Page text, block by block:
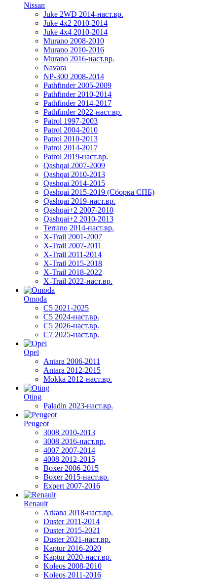
Nissan
Juke 2WD 2014-наст.вр.
Juke 4x2 2010-2014
Juke 4x4 2010-2014
Murano 2008-2010
Murano 2010-2016
Murano 2016-наст.вр.
Navara
NP-300 2008-2014
Pathfinder 2005-2009
Pathfinder 2010-2014
Pathfinder 2014-2017
Pathfinder 2022-наст.вр.
Patrol 1997-2003
Patrol 2004-2010
Patrol 2010-2013
Patrol 2014-2017
Patrol 2019-наст.вр.
Qashqai 2007-2009
Qashqai 2010-2013
Qashqai 2014-2015
Qashqai 2015-2019 (Сборка СПБ)
Qashqai 2019-наст.вр.
Qashqai+2 2007-2010
Qashqai+2 2010-2013
Terrano 2014-наст.вр.
X-Trail 2001-2007
X-Trail 2007-2011
X-Trail 2011-2014
X-Trail 2015-2018
X-Trail 2018-2022
X-Trail 2022-наст.вр.
Omoda
C5 2021-2025
C5 2024-наст.вр.
C5 2026-наст.вр.
C7 2025-наст.вр.
Opel
Antara 2006-2011
Antara 2012-2015
Mokka 2012-наст.вр.
Oting
Paladin 2023-наст.вр.
Peugeot
3008 2010-2013
3008 2016-наст.вр.
4007 2007-2014
4008 2012-2015
Boxer 2006-2015
Boxer 2015-наст.вр.
Expert 2007-2016
Renault
Arkana 2018-наст.вр.
Duster 2011-2014
Duster 2015-2021
Duster 2021-наст.вр.
Kaptur 2016-2020
Kaptur 2020-наст.вр.
Koleos 2008-2010
Koleos 2011-2016